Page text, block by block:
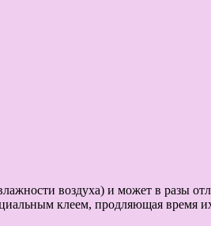
воздуха) и может в разы
клеем, продляющая время